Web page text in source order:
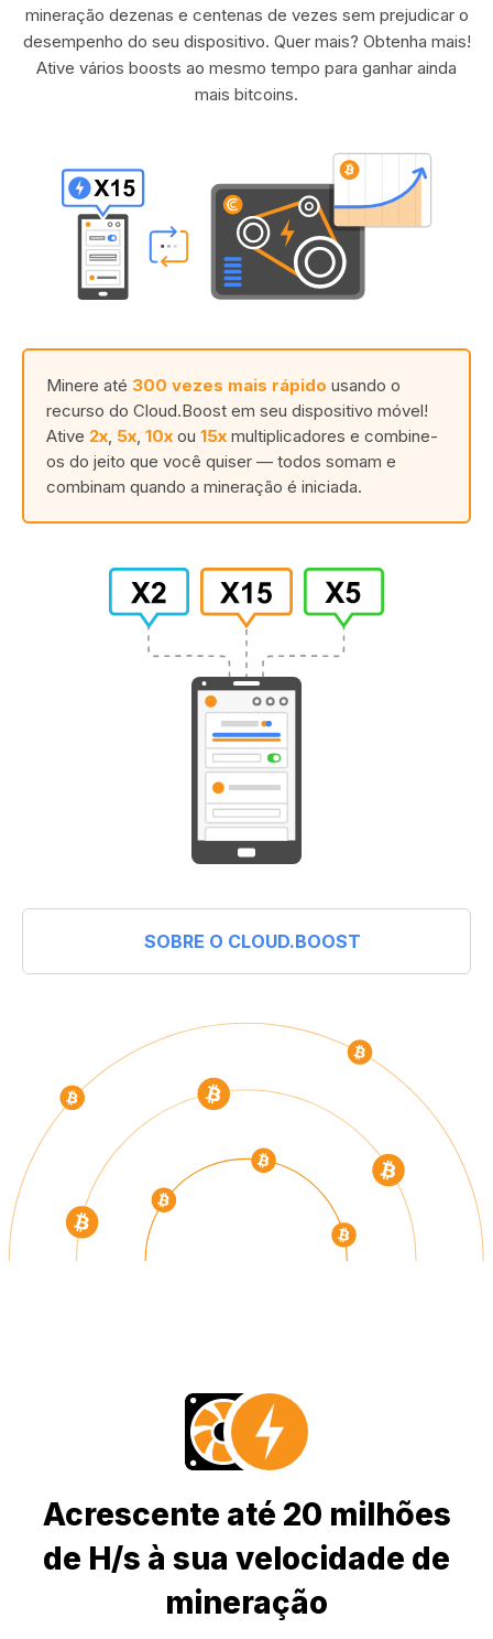
mineração dezenas e centenas de vezes sem prejudicar o
desempenho do seu dispositivo. Quer mais? Obtenha mais!
Ative vários boosts ao mesmo tempo para ganhar ainda
mais bitcoins.
Minere até 300 vezes mais rápido usando o
recurso do Cloud.Boost em seu dispositivo móvel!
Ative 2x 5x 10x ou 15x multiplicadores e combine-
os do jeito que você quiser — todos somam e
combinam quando a mineração é iniciada.
SOBRE O CLOUD.BOOST
Acrescente até 20 milhões
de H/s à sua velocidade de
mineração